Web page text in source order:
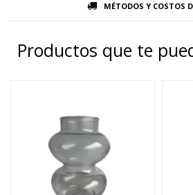
MÉTODOS Y COSTOS
Productos que te